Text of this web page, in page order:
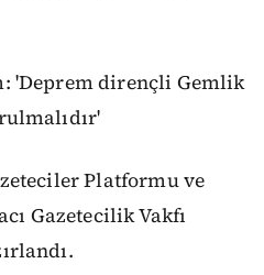
'Deprem dirençli Gemlik
Platformu ve
Gazetecilik Vakfı